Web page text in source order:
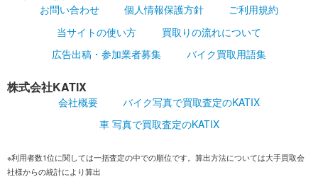
お問い合わせ 個人情報保護方針
ご利用規約
当サイトの使い方
買取りの流れについて
広告出稿・参加業者募集
バイク買取用語集
株式会社KATIX
会社概要
バイク写真で買取査定のKATIX
車 写真で買取査定のKATIX
※利用者数1位に関しては一括査定の中での順位です。算出方法については大手買取会
社様からの統計により算出